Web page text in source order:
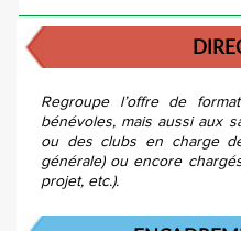
Regroupe l’offre de
bénévoles, mais aussi aux
ou des clubs en charge
générale) ou encore
projet, etc.).